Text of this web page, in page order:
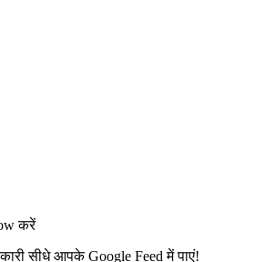
करें
सीधे आपके Google Feed में पाएं!